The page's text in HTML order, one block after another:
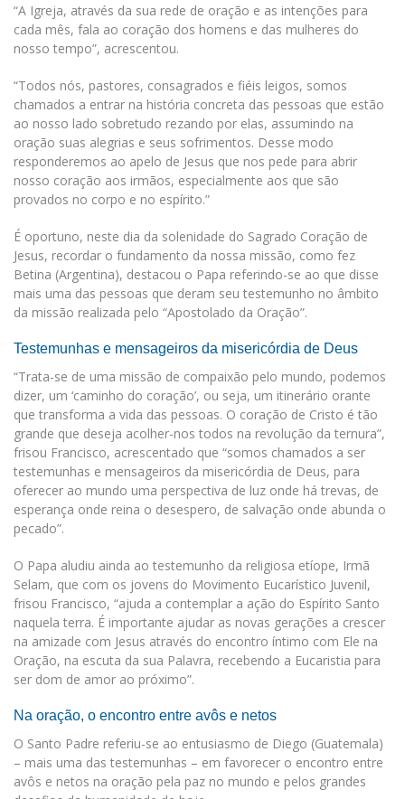
“A Igreja, através da sua rede de oração e as intenções para
cada mês, fala ao coração dos homens e das mulheres do
nosso tempo”, acrescentou.
“Todos nós, pastores, consagrados e fiéis leigos, somos
chamados a entrar na história concreta das pessoas que estão
ao nosso lado sobretudo rezando por elas, assumindo na
oração suas alegrias e seus sofrimentos. Desse modo
responderemos ao apelo de Jesus que nos pede para abrir
nosso coração aos irmãos, especialmente aos que são
provados no corpo e no espírito.”
É oportuno, neste dia da solenidade do Sagrado Coração de
Jesus, recordar o fundamento da nossa missão, como fez
Betina (Argentina), destacou o Papa referindo-se ao que disse
mais uma das pessoas que deram seu testemunho no âmbito
da missão realizada pelo “Apostolado da Oração”.
Testemunhas e mensageiros da misericórdia de Deus
“Trata-se de uma missão de compaixão pelo mundo, podemos
dizer, um ‘caminho do coração’, ou seja, um itinerário orante
que transforma a vida das pessoas. O coração de Cristo é tão
grande que deseja acolher-nos todos na revolução da ternura”,
frisou Francisco, acrescentado que “somos chamados a ser
testemunhas e mensageiros da misericórdia de Deus, para
oferecer ao mundo uma perspectiva de luz onde há trevas, de
esperança onde reina o desespero, de salvação onde abunda o
pecado”.
O Papa aludiu ainda ao testemunho da religiosa etíope, Irmã
Selam, que com os jovens do Movimento Eucarístico Juvenil,
frisou Francisco, “ajuda a contemplar a ação do Espírito Santo
naquela terra. É importante ajudar as novas gerações a crescer
na amizade com Jesus através do encontro íntimo com Ele na
Oração, na escuta da sua Palavra, recebendo a Eucaristia para
ser dom de amor ao próximo”.
Na oração, o encontro entre avôs e netos
O Santo Padre referiu-se ao entusiasmo de Diego (Guatemala)
– mais uma das testemunhas – em favorecer o encontro entre
avôs e netos na oração pela paz no mundo e pelos grandes